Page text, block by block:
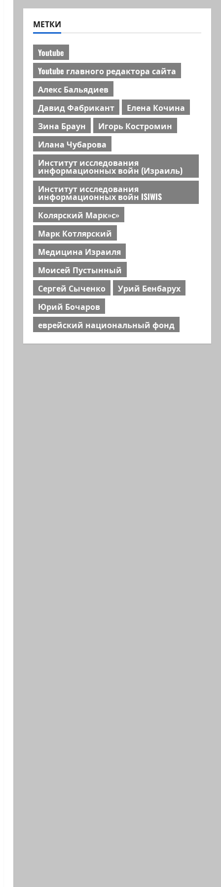
МЕТКИ
Youtube
Youtube главного редактора сайта
Алекс Бальядиев
Давид Фабрикант
Елена Кочина
Зина Браун
Игорь Костромин
Илана Чубарова
Институт исследования
информационных войн (Израиль)
Институт исследования
информационных войн ISIWIS
Колярский Марк»с»
Марк Котлярский
Медицина Израиля
Моисей Пустынный
Сергей Сыченко
Урий Бенбарух
Юрий Бочаров
еврейский национальный фонд